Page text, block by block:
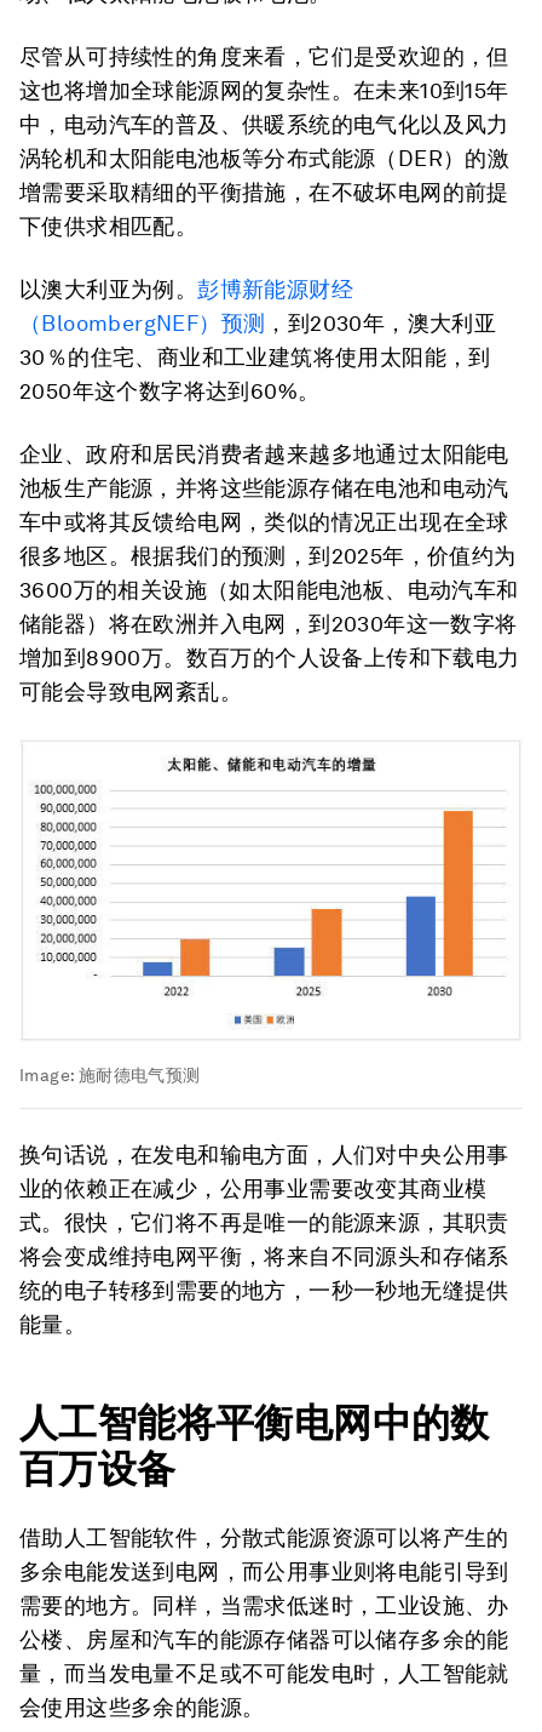
尽管从可持续性的角度来看，它们是受欢迎的，但
这也将增加全球能源网的复杂性。在未来10到15年
中，电动汽车的普及、供暖系统的电气化以及风力
涡轮机和太阳能电池板等分布式能源（DER）的激
增需要采取精细的平衡措施，在不破坏电网的前提
下使供求相匹配。
以澳大利亚为例。彭博新能源财经
（BloombergNEF）预测 ，到2030年，澳大利亚
30％的住宅、商业和工业建筑将使用太阳能，到
2050年这个数字将达到60%。
企业、政府和居民消费者越来越多地通过太阳能电
池板生产能源，并将这些能源存储在电池和电动汽
车中或将其反馈给电网，类似的情况正出现在全球
很多地区。根据我们的预测，到2025年，价值约为
3600万的相关设施（如太阳能电池板、电动汽车和
储能器）将在欧洲并入电网，到2030年这一数字将
增加到8900万。数百万的个人设备上传和下载电力
可能会导致电网紊乱。
Image: 施耐德电气预测
换句话说，在发电和输电方面，人们对中央公用事
业的依赖正在减少，公用事业需要改变其商业模
式。很快，它们将不再是唯一的能源来源，其职责
将会变成维持电网平衡，将来自不同源头和存储系
统的电子转移到需要的地方，一秒一秒地无缝提供
能量。
人工智能将平衡电网中的数
百万设备
借助人工智能软件，分散式能源资源可以将产生的
多余电能发送到电网，而公用事业则将电能引导到
需要的地方。同样，当需求低迷时，工业设施、办
公楼、房屋和汽车的能源存储器可以储存多余的能
量，而当发电量不足或不可能发电时，人工智能就
会使用这些多余的能源。